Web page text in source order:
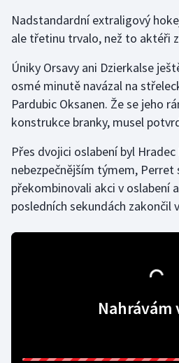
Golf
Gymnastika
Házená
Jezdectví
Judo
Krasobruslení
Moderní pětiboj
Nadstandardní extraligový
ale třetinu trvalo, než to aktéři
Úniky Orsavy ani Dzierkalse
osmé minutě navázal na
Pardubic Oksanen. Že se jeho
konstrukce branky, musel
Přes dvojici oslabení byl
nebezpečnějším týmem, Perret
překombinovali akci v oslabení
posledních sekundách zakončil
Nahrávám